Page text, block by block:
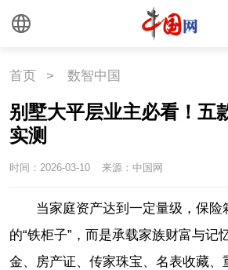
首页 > 数智中国
别墅大平层业主必看！五
实测
时间：2026-03-10 来源：中国网
当家庭资产达到一定量级，保险
的“铁柜子”，而是承载家族财富与记
金、房产证、传家珠宝、名表收藏